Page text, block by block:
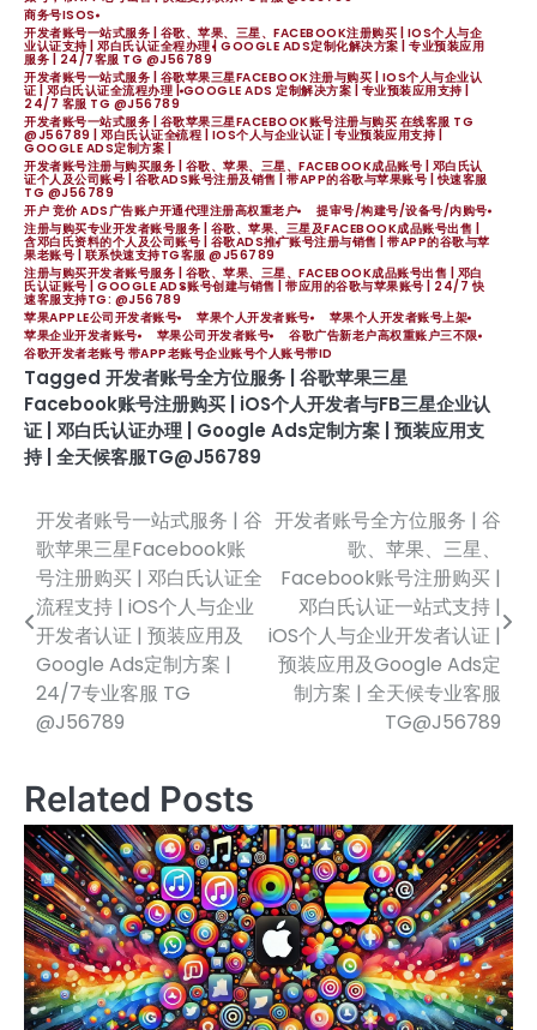
商务号ISOS
开发者账号一站式服务 | 谷歌、苹果、三星、FACEBOOK注册购买 | IOS个人与企
业认证支持 | 邓白氏认证全程办理 | GOOGLE ADS定制化解决方案 | 专业预装应用
服务 | 24/7客服 TG @J56789
开发者账号一站式服务 | 谷歌苹果三星FACEBOOK注册与购买 | IOS个人与企业认
证 | 邓白氏认证全流程办理 | GOOGLE ADS 定制解决方案 | 专业预装应用支持 |
24/7 客服 TG @J56789
开发者账号一站式服务 | 谷歌苹果三星FACEBOOK账号注册与购买 在线客服 TG
@J56789 | 邓白氏认证全流程 | IOS个人与企业认证 | 专业预装应用支持 |
GOOGLE ADS定制方案 |
开发者账号注册与购买服务 | 谷歌、苹果、三星、FACEBOOK成品账号 | 邓白氏认
证个人及公司账号 | 谷歌ADS账号注册及销售 | 带APP的谷歌与苹果账号 | 快速客服
TG @J56789
开户 竞价 ADS广告账户开通代理注册高权重老户
提审号/构建号/设备号/内购号
注册与购买专业开发者账号服务 | 谷歌、苹果、三星及FACEBOOK成品账号出售 |
含邓白氏资料的个人及公司账号 | 谷歌ADS推广账号注册与销售 | 带APP的谷歌与苹
果老账号 | 联系快速支持TG客服 @J56789
注册与购买开发者账号服务 | 谷歌、苹果、三星、FACEBOOK成品账号出售 | 邓白
氏认证账号 | GOOGLE ADS账号创建与销售 | 带应用的谷歌与苹果账号 | 24/7 快
速客服支持TG: @J56789
苹果APPLE公司开发者账号
苹果个人开发者账号
苹果个人开发者账号上架
苹果企业开发者账号
苹果公司开发者账号
谷歌广告新老户高权重账户三不限
谷歌开发者老账号 带APP老账号企业账号个人账号带ID
Tagged 开发者账号全方位服务 | 谷歌苹果三星
Facebook账号注册购买 | iOS个人开发者与FB三星企业认
证 | 邓白氏认证办理 | Google Ads定制方案 | 预装应用支
持 | 全天候客服TG@J56789
文
章
导
航
开发者账号一站式服务 | 谷
歌苹果三星Facebook账
号注册购买 | 邓白氏认证全
流程支持 | iOS个人与企业
开发者认证 | 预装应用及
Google Ads定制方案 |
24/7专业客服 TG
@J56789
开发者账号全方位服务 | 谷
歌、苹果、三星、
Facebook账号注册购买 |
邓白氏认证一站式支持 |
iOS个人与企业开发者认证 |
预装应用及Google Ads定
制方案 | 全天候专业客服
TG@J56789
Related Posts